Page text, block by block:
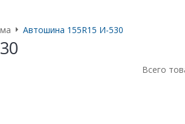
Автошина 155R15 И-530
Всего